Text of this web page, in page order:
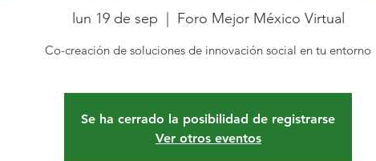
lun 19 de sep Foro Mejor México Virtual
Co-creación de soluciones de innovación social en tu entorno
Se ha cerrado la posibilidad de registrarse
Ver otros eventos